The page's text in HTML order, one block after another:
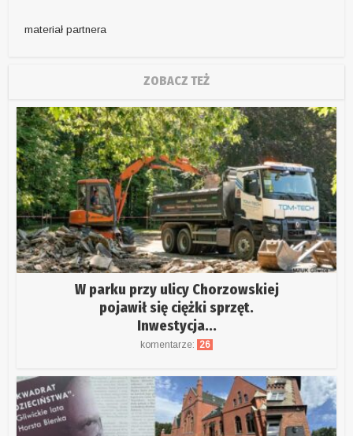
materiał partnera
ZOBACZ TEŻ
W parku przy ulicy Chorzowskiej
pojawił się ciężki sprzęt.
Inwestycja...
komentarze: 26